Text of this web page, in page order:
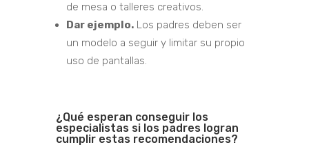
de mesa o talleres creativos.
Dar ejemplo.Los padres deben ser
un modelo a seguir y limitar su propio
uso de pantallas.
¿Qué esperan conseguir los
especialistas si los padres logran
cumplir estas recomendaciones?